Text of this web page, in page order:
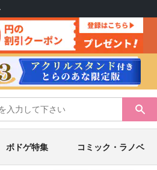
ボドゲ特集 コミック・ラノベ